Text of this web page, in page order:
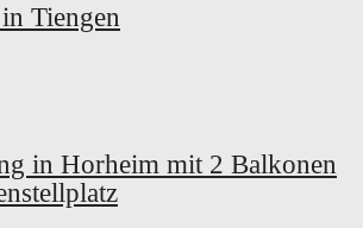
Tiengen
in Horheim mit 2 Balkonen